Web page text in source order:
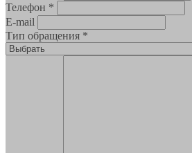
Телефон *
E-mail
Тип обращения *